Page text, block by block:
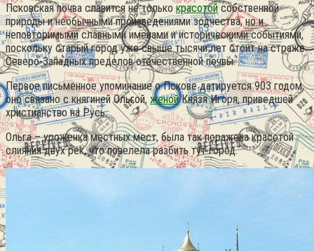
Псковская почва славится не только красотойсобственной
природы и необычными произведениями зодчества, но и
неповторимыми славными именами и историческими событиями,
поскольку старый город уже свыше тысячи лет стоит на страже
Северо-Западных пределов отечественной почвы.
Первое письменное упоминание о Пскове датируется 903 годом,
оно связано с княгиней Ольгой, женойКнязя Игоря, приведшей
христианство на Русь.
Ольга – уроженка местных мест, была так поражена красотой
слияния двух рек, что повелела разбить тут город.